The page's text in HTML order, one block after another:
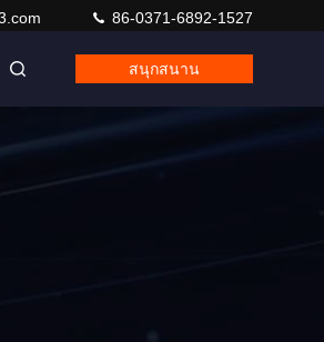
86-0371-6892-1527
สนุกสนาน